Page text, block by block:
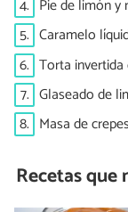
4. Pie de limón y
5. Caramelo
6. Torta invertida
7. Glaseado de
8. Masa de
Recetas que